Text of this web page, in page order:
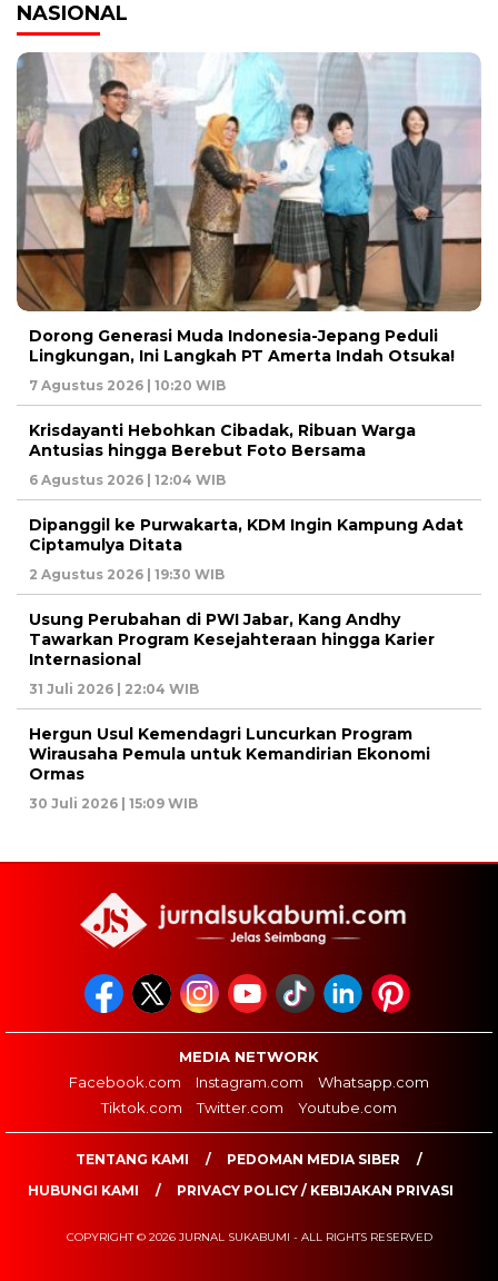
NASIONAL
Dorong Generasi Muda Indonesia-Jepang Peduli
Lingkungan, Ini Langkah PT Amerta Indah Otsuka!
7 Agustus 2026 | 10:20 WIB
Krisdayanti Hebohkan Cibadak, Ribuan Warga
Antusias hingga Berebut Foto Bersama
6 Agustus 2026 | 12:04 WIB
Dipanggil ke Purwakarta, KDM Ingin Kampung Adat
Ciptamulya Ditata
2 Agustus 2026 | 19:30 WIB
Usung Perubahan di PWI Jabar, Kang Andhy
Tawarkan Program Kesejahteraan hingga Karier
Internasional
31 Juli 2026 | 22:04 WIB
Hergun Usul Kemendagri Luncurkan Program
Wirausaha Pemula untuk Kemandirian Ekonomi
Ormas
30 Juli 2026 | 15:09 WIB
MEDIA NETWORK
Facebook.com
Instagram.com
Whatsapp.com
Tiktok.com
Twitter.com Youtube.com
TENTANG KAMI
PEDOMAN MEDIA SIBER
HUBUNGI KAMI
PRIVACY POLICY / KEBIJAKAN PRIVASI
COPYRIGHT © 2026 JURNAL SUKABUMI - ALL RIGHTS RESERVED